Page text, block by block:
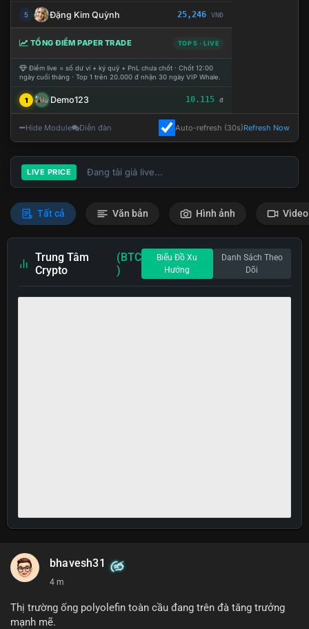
5 Đặng Kim Quỳnh 25,246 VNĐ
TỔNG ĐIỂM PAPER TRADE TOP 5 · LIVE
Điểm live = số dư ví + ký quỹ + PnL chưa chốt · Chốt 12:00
ngày cuối tháng · Top 1 trên 20.000 đ nhận 30 ngày VIP Whale.
1 Demo123 10.115 đ
Hide Module Diễn đàn Auto-refresh (30s)Refresh Now
LIVE PRICE Đang tải giá live...
Tất cả Văn bản Hình ảnh Video
Trung Tâm
Crypto
(BTC
)
Biểu Đồ Xu
Hướng
Danh Sách Theo
Dõi
bhavesh31
4 m
Thị trường ống polyolefin toàn cầu đang trên đà tăng trưởng
mạnh mẽ.